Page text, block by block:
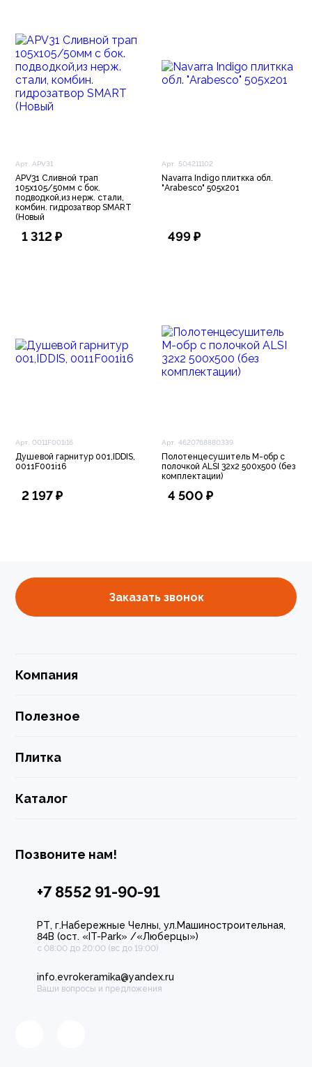
Арт. APV31
APV31 Сливной трап
105х105/50мм с бок.
подводкой,из нерж. стали,
комбин. гидрозатвор SMART
(Новый
1 312 ₽
Арт. 504211102
Navarra Indigo плиткка обл.
"Arabesco" 505х201
499 ₽
Арт. 0011F001i16
Душевой гарнитур 001,IDDIS,
0011F001i16
2 197 ₽
Арт. 4620768880339
Полотенцесушитель М-обр с
полочкой ALSI 32x2 500x500 (без
комплектации)
4 500 ₽
Заказать звонок
Компания
Полезное
Плитка
Каталог
Позвоните нам!
+7 8552 91-90-91
РТ, г.Набережные Челны, ул.Машиностроительная,
84В (ост. «IT-Park» /«Люберцы»)
с 08:00 до 20:00 (вс до 19:00)
info.evrokeramika@yandex.ru
Ваши вопросы и предложения